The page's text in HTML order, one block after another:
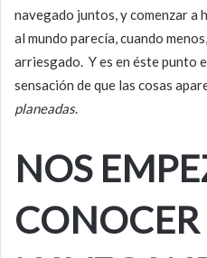
navegado juntos, y comenzar a
al mundo parecía, cuando
arriesgado. Y es en éste punto
sensación de que las cosas
planeadas.
NOS
CONOCER